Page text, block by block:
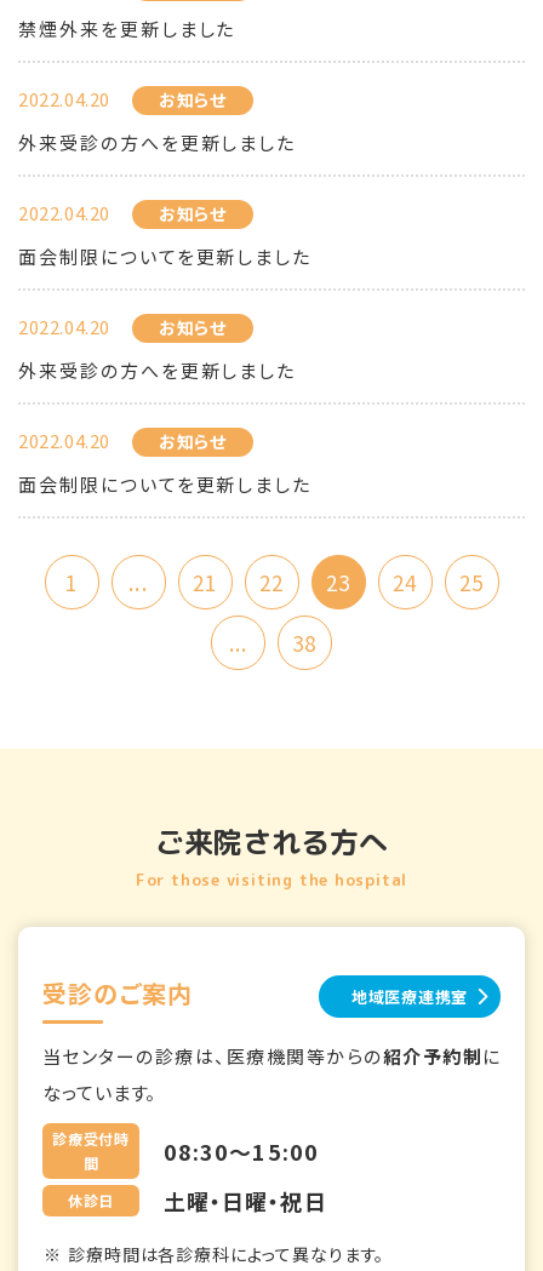
禁煙外来を更新しました
2022.04.20 お知らせ
外来受診の方へを更新しました
2022.04.20 お知らせ
面会制限についてを更新しました
2022.04.20 お知らせ
外来受診の方へを更新しました
2022.04.20 お知らせ
面会制限についてを更新しました
1 ... 21 22 23 24
25
...
38
ご来院される方へ
For those visiting the hospital
受診のご案内 地域医療連携室
当センターの診療は、医療機関等からの紹介予約制に
なっています。
診療受付時
間
08:30～15:00
休診日 土曜・日曜・祝日
診療時間は各診療科によって異なります。